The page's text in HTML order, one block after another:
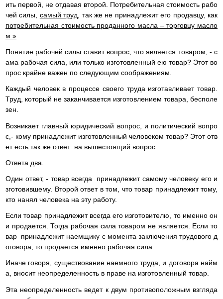
ить первой, не отдавая второй. Потребительная стоимость рабо
чей силы, самый труд , так же не принадлежит его продавцу, как
потребительная стоимость проданного масла – торговцу масло
м.»
Понятие рабочей силы ставит вопрос, что является товаром, - с
ама рабочая сила, или только изготовленный ею товар? Этот во
прос крайне важен по следующим соображениям.
Каждый человек в процессе своего труда изготавливает товар.
Труд, который не заканчивается изготовлением товара, бесполе
зен.
Возникает главный юридический вопрос, и политический вопро
с,- кому принадлежит изготовленный человеком товар? Этот отв
ет есть так же ответ на вышестоящий вопрос.
Ответа два.
Один ответ, - товар всегда принадлежит самому человеку его и
зготовившему. Второй ответ в том, что товар принадлежит тому,
кто нанял человека на эту работу.
Если товар принадлежит всегда его изготовителю, то именно он
и продается. Тогда рабочая сила товаром не является. Если то
вар принадлежит наемщику с момента заключения трудового д
оговора, то продается именно рабочая сила.
Иначе говоря, существование наемного труда, и договора найм
а, вносит неопределенность в праве на изготовленный товар.
Эта неопределенность ведет к двум противоположным взгляда